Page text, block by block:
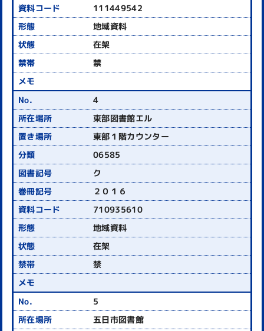
111449542
地域資料
在架
禁
4
東部図書館エル
東部１階カウンター
06585
ク
２０１６
710935610
地域資料
在架
禁
5
五日市図書館